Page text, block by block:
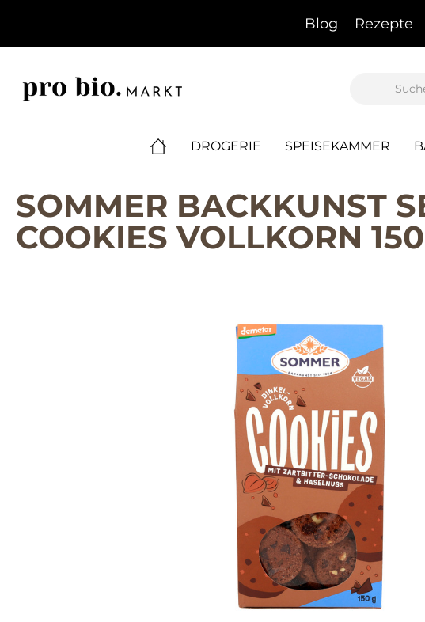
Blog Rezepte
DROGERIE SPEISEKAMMER
SOMMER BACKKUNST
COOKIES VOLLKORN